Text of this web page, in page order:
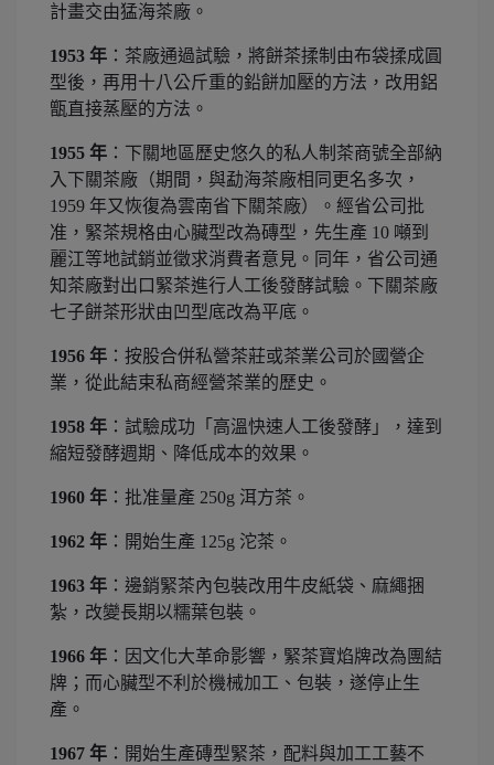
計畫交由猛海茶廠。
1953 年 ：茶廠通過試驗，將餅茶揉制由布袋揉成圓
型後，再用十八公斤重的鉛餅加壓的方法，改用鋁
甑直接蒸壓的方法。
1955 年 ：下關地區歷史悠久的私人制茶商號全部納
入下關茶廠（期間，與勐海茶廠相同更名多次，
1959 年又恢復為雲南省下關茶廠）。經省公司批
准，緊茶規格由心臟型改為磚型，先生產 10 噸到
麗江等地試銷並徵求消費者意見。同年，省公司通
知茶廠對出口緊茶進行人工後發酵試驗。下關茶廠
七子餅茶形狀由凹型底改為平底。
1956 年 ：按股合併私營茶莊或茶業公司於國營企
業，從此結束私商經營茶業的歷史。
1958 年 ：試驗成功「高溫快速人工後發酵」，達到
縮短發酵週期、降低成本的效果。
1960 年 ：批准量產 250g 洱方茶。
1962 年 ：開始生產 125g 沱茶。
1963 年 ：邊銷緊茶內包裝改用牛皮紙袋、麻繩捆
紮，改變長期以糯葉包裝。
1966 年 ：因文化大革命影響，緊茶寶焰牌改為團結
牌；而心臟型不利於機械加工、包裝，遂停止生
產。
1967 年 ：開始生產磚型緊茶，配料與加工工藝不